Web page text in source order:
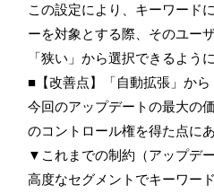
この設定により、キーワード
ーを対象とする際、そのユー
「狭い」から選択できるよう
■【改善点】「自動拡張」か
今回のアップデートの最大の
のコントロール権を得た点にあ
▼これまでの制約（アップデー
高度なセグメントでキーワー